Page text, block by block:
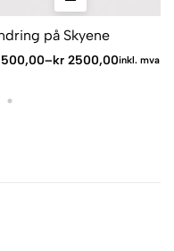
på Skyene
–kr2500,00inkl. mva